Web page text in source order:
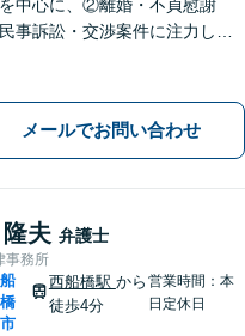
中心に、②離婚・不貞慰謝
事訴訟・交渉案件に注力して
初回相談から解決まで一貫して
サポートいたします。【夜間・
◎】
メールでお問い合わせ
夫 弁護士
事務所
|
船
橋
市
西船橋駅 から
徒歩4分
営業時間：本
日定休日